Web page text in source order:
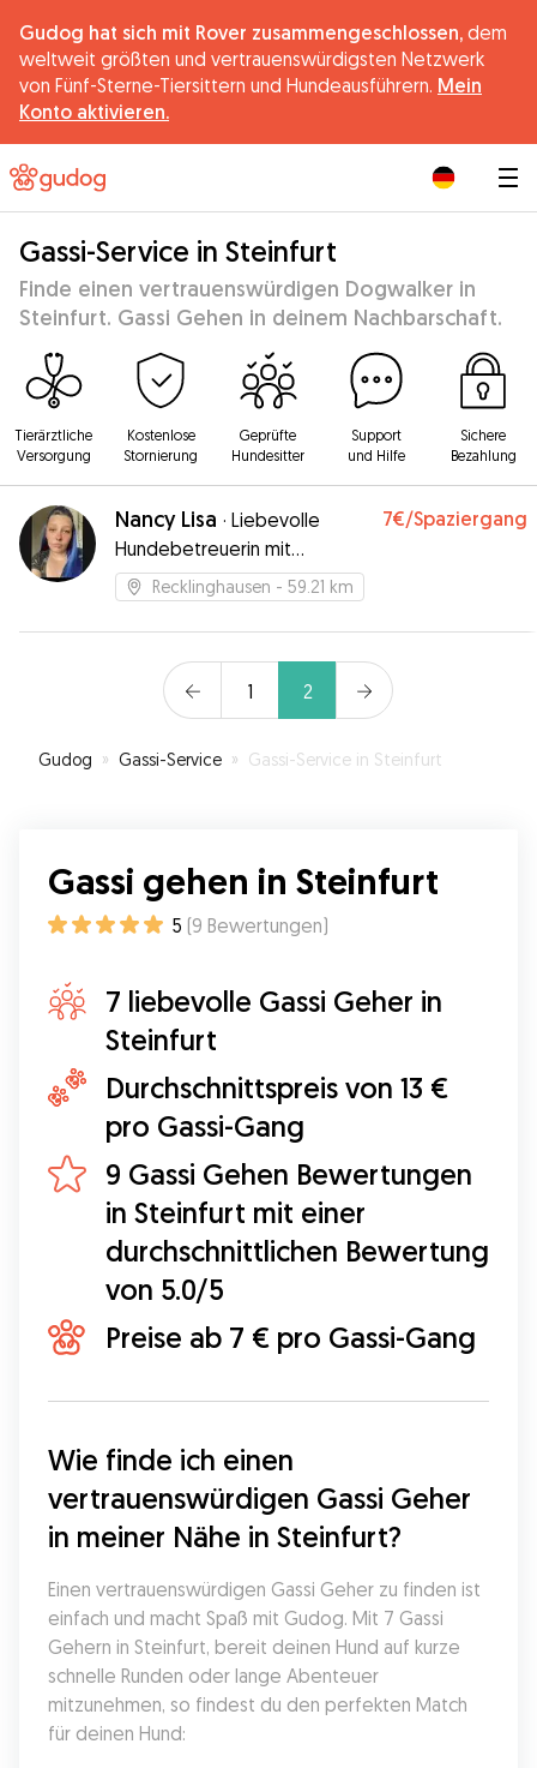
Gudog hat sich mit Rover zusammengeschlossen, dem
weltweit größten und vertrauenswürdigsten Netzwerk
von Fünf-Sterne-Tiersittern und Hundeausführern. Mein
Konto aktivieren.
Gassi-Service in Steinfurt
Finde einen vertrauenswürdigen Dogwalker in
Steinfurt. Gassi Gehen in deinem Nachbarschaft.
Tierärztliche
Versorgung
Kostenlose
Stornierung
Geprüfte
Hundesitter
Support
und Hilfe
Sichere
Bezahlung
Nancy Lisa · Liebevolle
Hundebetreuerin mit
Erfahrung
7€/Spaziergang
Recklinghausen - 59.21 km
1 2
Gudog » Gassi-Service » Gassi-Service in Steinfurt
Gassi gehen in Steinfurt
5 (9 Bewertungen)
7 liebevolle Gassi Geher in
Steinfurt
Durchschnittspreis von 13 €
pro Gassi-Gang
9 Gassi Gehen Bewertungen
in Steinfurt mit einer
durchschnittlichen Bewertung
von 5.0/5
Preise ab 7 € pro Gassi-Gang
Wie finde ich einen
vertrauenswürdigen Gassi Geher
in meiner Nähe in Steinfurt?
Einen vertrauenswürdigen Gassi Geher zu finden ist
einfach und macht Spaß mit Gudog. Mit 7 Gassi
Gehern in Steinfurt, bereit deinen Hund auf kurze
schnelle Runden oder lange Abenteuer
mitzunehmen, so findest du den perfekten Match
für deinen Hund: